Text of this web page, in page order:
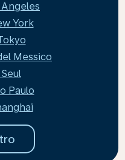
York
Messico
Paulo